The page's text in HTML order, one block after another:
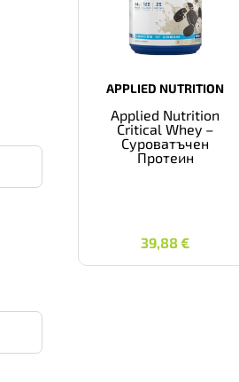
APPLIED NUTRITION
Applied Nutrition
Critical Whey –
Суроватъчен
Протеин
39,88€
39,88 €